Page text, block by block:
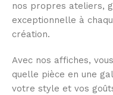
nos propres ateliers,
exceptionnelle à
création.
Avec nos affiches,
quelle pièce en une
votre style et vos